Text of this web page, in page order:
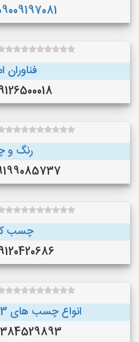
فناوران
09126500018
رنگ
09199085737
چسب
09120420686
انواع چسب های 123 و آکواریوم و...
09384529893